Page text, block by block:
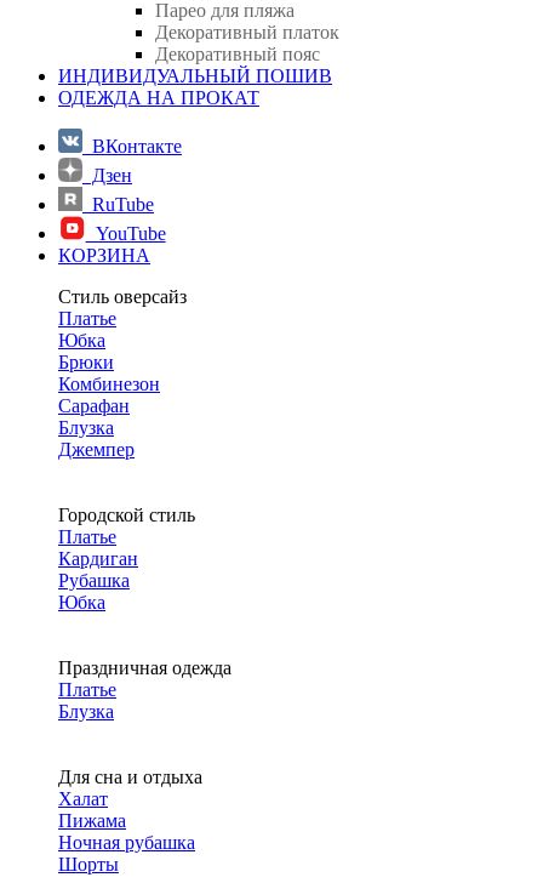
Парео для пляжа
Декоративный платок
Декоративный пояс
ИНДИВИДУАЛЬНЫЙ ПОШИВ
ОДЕЖДА НА ПРОКАТ
ВКонтакте
Дзен
RuTube
YouTube
КОРЗИНА
Стиль оверсайз
Платье
Юбка
Брюки
Комбинезон
Сарафан
Блузка
Джемпер
Городской стиль
Платье
Кардиган
Рубашка
Юбка
Праздничная одежда
Платье
Блузка
Для сна и отдыха
Халат
Пижама
Ночная рубашка
Шорты